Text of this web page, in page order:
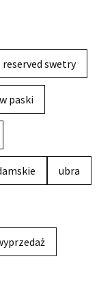
reserved swetry
paski
ubra